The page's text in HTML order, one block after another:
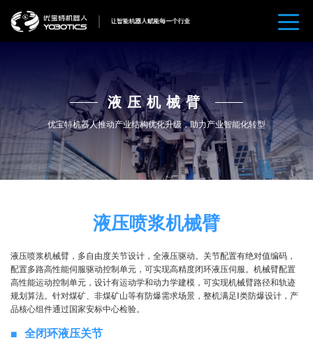
液压机械臂
优宝特机器人推动产业结构优化升级，助力产业智能化转型
液压喷浆机械臂
液压喷浆机械臂，多自由度关节设计，全液压驱动。关节配置有绝对值编码，
配置多路高性能伺服驱动控制单元，可实现高精度闭环液压伺服。机械臂配置
高性能运动控制单元，设计有运动学和动力学建模，可实现机械臂路径和轨迹
规划算法。针对煤矿、非煤矿山等有防爆需求场景，整机满足Ⅰ类防爆设计，产
品核心组件通过国家安标中心检验。
全闭环液压关节